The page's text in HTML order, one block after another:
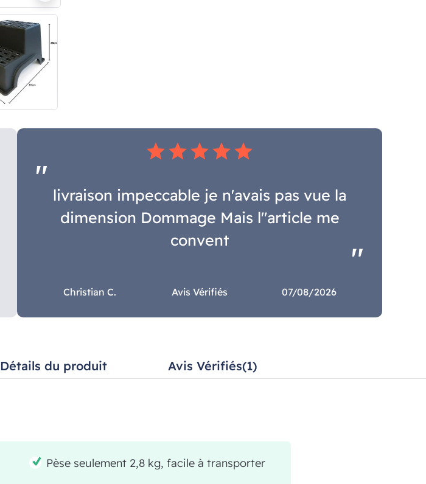
starstarstarstarstar
livraison impeccable je n'avais pas vue la
dimension Dommage Mais l"article me
convent
Christian C. Avis Vérifiés 07/08/2026
Détails du produit Avis Vérifiés(1)
Pèse seulement 2,8 kg, facile à transporter